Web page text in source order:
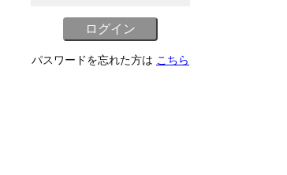
パスワードを忘れた方は こちら